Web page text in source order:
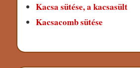
Kacsa sütése, a kacsasült
Kacsacomb sütése